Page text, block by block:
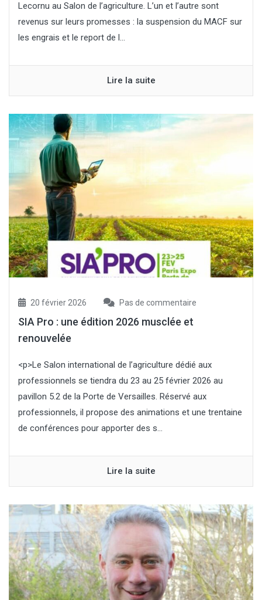
Lecornu au Salon de l’agriculture. L’un et l’autre sont
revenus sur leurs promesses : la suspension du MACF sur
les engrais et le report de l...
Lire la suite
20 février 2026 Pas de commentaire
SIA Pro : une édition 2026 musclée et
renouvelée
<p>Le Salon international de l’agriculture dédié aux
professionnels se tiendra du 23 au 25 février 2026 au
pavillon 5.2 de la Porte de Versailles. Réservé aux
professionnels, il propose des animations et une trentaine
de conférences pour apporter des s...
Lire la suite